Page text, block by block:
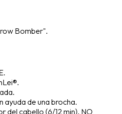
Bomber".
ayuda de una brocha.
del cabello (6/12 min). NO